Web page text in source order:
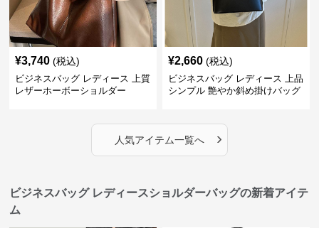
¥3,740 (税込)
ビジネスバッグ レディース 上質
レザーホーボーショルダー
¥2,660 (税込)
ビジネスバッグ レディース 上品
シンプル 艶やか斜め掛けバッグ
人気アイテム一覧へ ›
ビジネスバッグ レディースショルダーバッグの新着アイテ
ム